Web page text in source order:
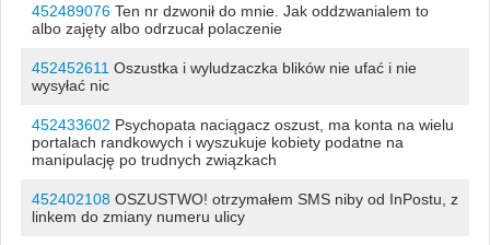
452489076Ten nr dzwonił do mnie. Jak oddzwanialem to
albo zajęty albo odrzucał polaczenie
452452611 Oszustka i wyludzaczka blików nie ufać i nie
wysyłać nic
452433602 Psychopata naciągacz oszust, ma konta na wielu
portalach randkowych i wyszukuje kobiety podatne na
manipulację po trudnych związkach
452402108OSZUSTWO! otrzymałem SMS niby od InPostu, z
linkem do zmiany numeru ulicy